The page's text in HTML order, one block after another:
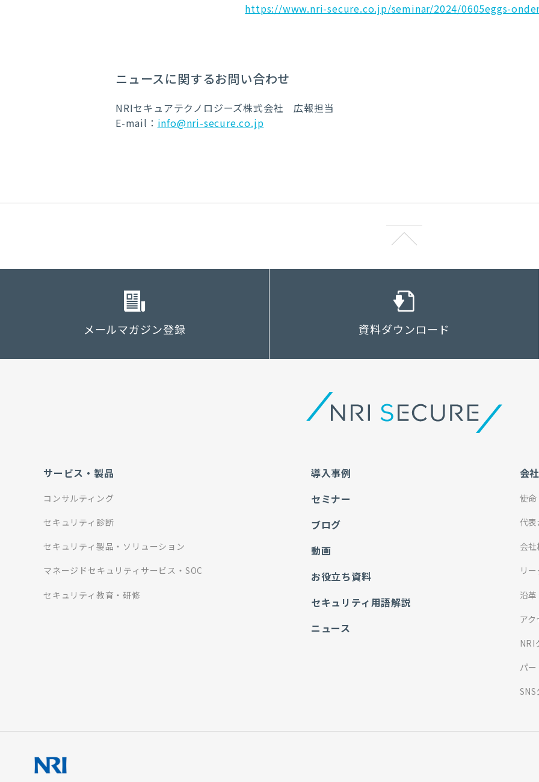
https://www.nri-secure.co.jp/seminar/2024/0605eggs-
ニュースに関するお問い合わせ
NRIセキュアテクノロジーズ株式会社 広報担当
E-mail： info@nri-secure.co.jp
メールマガジン登録 資料ダウンロード
サービス・製品
コンサルティング
セキュリティ診断
セキュリティ製品・ソリューション
マネージドセキュリティサービス・SOC
セキュリティ教育・研修
導入事例
セミナー
ブログ
動画
お役立ち資料
セキュリティ用語解説
ニュース
会
使
代
会
リ
沿革
アク
NRI
パ